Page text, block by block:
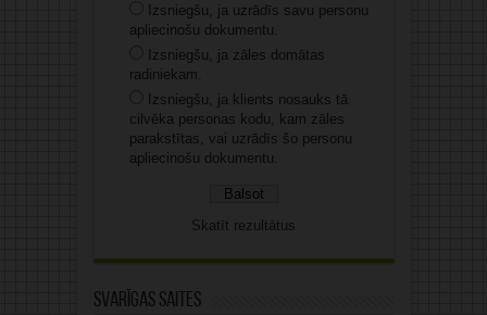
Izsniegšu, ja uzrādīs savu personu
apliecinošu dokumentu.
Izsniegšu, ja zāles domātas
radiniekam.
Izsniegšu, ja klients nosauks tā
cilvēka personas kodu, kam zāles
parakstītas, vai uzrādīs šo personu
apliecinošu dokumentu.
Skatīt rezultātus
Svarīgas saites